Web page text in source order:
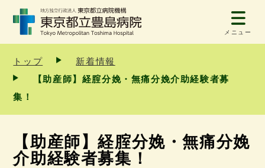
メニュー
トップ
新着情報
【助産師】経腟分娩・無痛分娩介助経験者募
集！
【助産師】経腟分娩・無痛分娩
介助経験者募集！